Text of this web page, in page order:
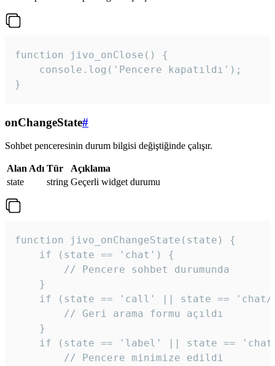
function jivo_onClose() {
    console.log('Pencere kapatıldı');
}
onChangeState#
Sohbet penceresinin durum bilgisi değiştiğinde çalışır.
Alan Adı Tür
Açıklama
state
string Geçerli widget durumu
function jivo_onChangeState(state) {
    if (state == 'chat') {
        // Pencere sohbet durumunda
    }
if (state == 'call' || state ==
        // Geri arama formu açıldı
    }
if (state == 'label' || state ==
        // Pencere minimize edildi